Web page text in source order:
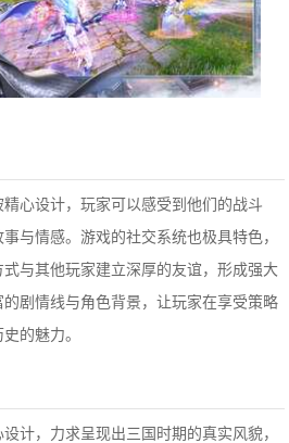
心设计，玩家可以感受到他们的战斗
与情感。游戏的社交系统也极具特色，
与其他玩家建立深厚的友谊，形成强大
剧情线与角色背景，让玩家在享受策略
的魅力。
计，力求呈现出三国时期的真实风貌，